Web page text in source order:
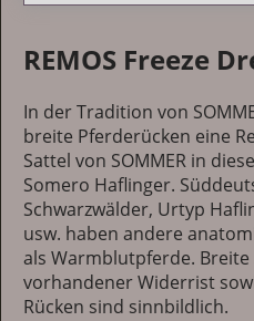
REMOS Freeze
In der Tradition von
breite Pferderücken eine
Sattel von SOMMER in
Somero Haflinger.
Schwarzwälder, Urtyp
usw. haben andere
als Warmblutpferde.
vorhandener Widerrist
Rücken sind sinnbildlich.